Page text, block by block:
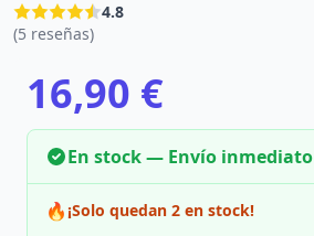
4.8
(5 reseñas)
16,90 €
En stock — Envío inmediato
🔥¡Solo quedan 2 en stock!